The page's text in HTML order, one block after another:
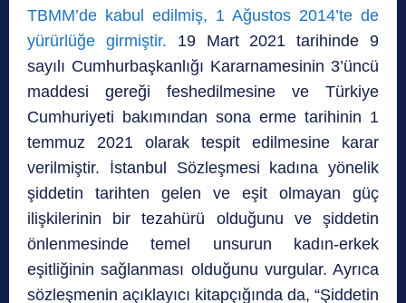
TBMM’de kabul edilmiş, 1 Ağustos 2014’te de
yürürlüğe girmiştir. 19 Mart 2021 tarihinde 9
sayılı Cumhurbaşkanlığı Kararnamesinin 3’üncü
maddesi gereği feshedilmesine ve Türkiye
Cumhuriyeti bakımından sona erme tarihinin 1
temmuz 2021 olarak tespit edilmesine karar
verilmiştir. İstanbul Sözleşmesi kadına yönelik
şiddetin tarihten gelen ve eşit olmayan güç
ilişkilerinin bir tezahürü olduğunu ve şiddetin
önlenmesinde temel unsurun kadın-erkek
eşitliğinin sağlanması olduğunu vurgular. Ayrıca
sözleşmenin açıklayıcı kitapçığında da, “Şiddetin